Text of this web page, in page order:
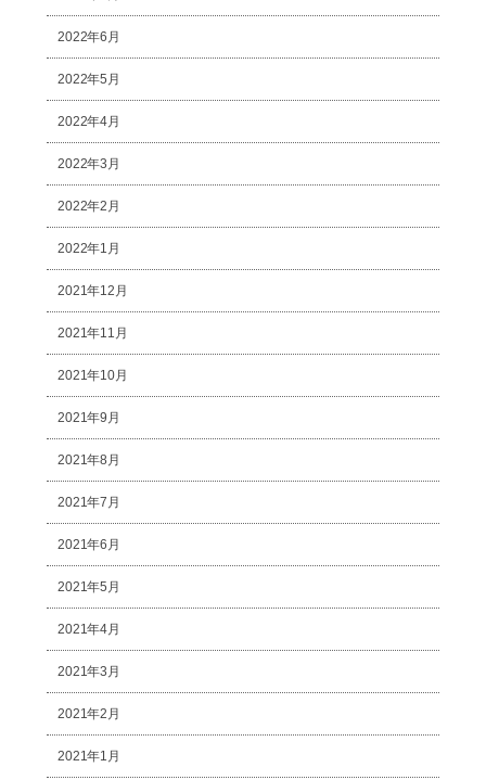
2022年6月
2022年5月
2022年4月
2022年3月
2022年2月
2022年1月
2021年12月
2021年11月
2021年10月
2021年9月
2021年8月
2021年7月
2021年6月
2021年5月
2021年4月
2021年3月
2021年2月
2021年1月